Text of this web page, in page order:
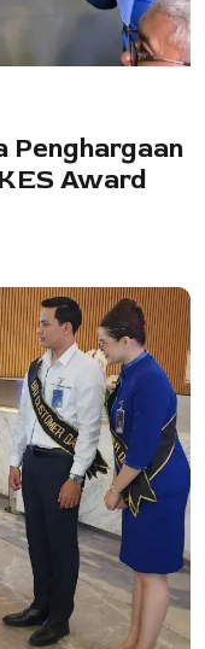
Penghargaan
Award